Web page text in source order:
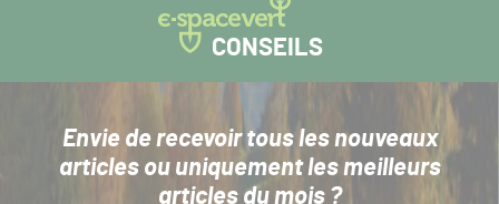
CONSEILS
Envie de recevoir tous les nouveaux
articlesou uniquement les meilleurs
articles du mois ?